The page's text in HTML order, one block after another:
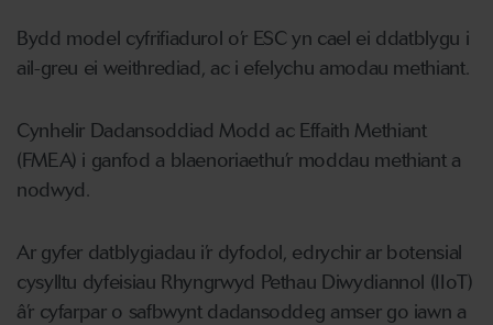
Bydd model cyfrifiadurol o’r ESC yn cael ei ddatblygu i
ail-greu ei weithrediad, ac i efelychu amodau methiant.
Cynhelir Dadansoddiad Modd ac Effaith Methiant
(FMEA) i ganfod a blaenoriaethu’r moddau methiant a
nodwyd.
Ar gyfer datblygiadau i’r dyfodol, edrychir ar botensial
cysylltu dyfeisiau Rhyngrwyd Pethau Diwydiannol (IIoT)
â’r cyfarpar o safbwynt dadansoddeg amser go iawn a